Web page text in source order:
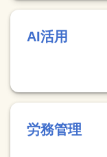
AI活用
労務管理